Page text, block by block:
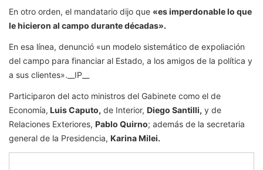
En otro orden, el mandatario dijo que «es imperdonable lo que
le hicieron al campo durante décadas».
En esa línea, denunció «un modelo sistemático de expoliación
del campo para financiar al Estado, a los amigos de la política y
a sus clientes». __IP__
Participaron del acto ministros del Gabinete como el de
Economía, Luis Caputo, de Interior, Diego Santilli, y de
Relaciones Exteriores, Pablo Quirno; además de la secretaria
general de la Presidencia, Karina Milei.